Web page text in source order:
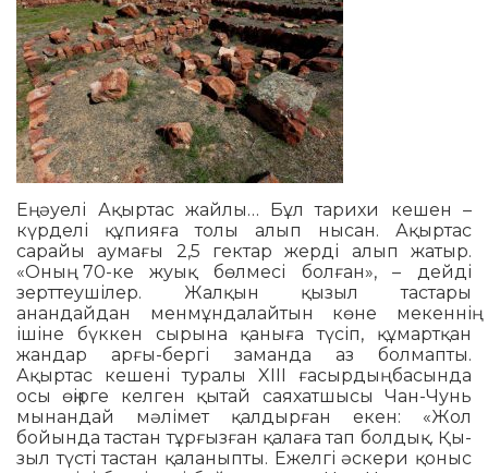
Ең әуелі Ақыртас жайлы… Бұл та­рихи кешен –
күрделі құпияға то­лы алып нысан. Ақыртас
сарайы ау­мағы 2,5 гектар жерді алып жа­тыр.
«Оның 70-ке жуық бөлмесі бол­­ған», – дейді
зерттеушілер. Жал­қын қы­­зыл тастары
анандайдан мен­мұн­далайтын көне мекеннің
ішіне бүк­кен сырына қаныға түсіп, құ­мартқан
жандар арғы-бергі за­манда аз болмапты.
Ақыртас кешені ту­ралы XIII ғасырдың басында
осы өңір­ге келген қытай саяхатшысы Чан-Чунь
мынандай мәлімет қал­дырған екен: «Жол
бойында тастан тұрғызған қа­лаға тап болдық. Қы­
зыл түсті тас­тан қаланыпты. Ежелгі әскери қо­ныс